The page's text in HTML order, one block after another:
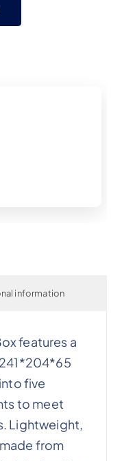
information
features a
five
to meet
Lightweight,
from